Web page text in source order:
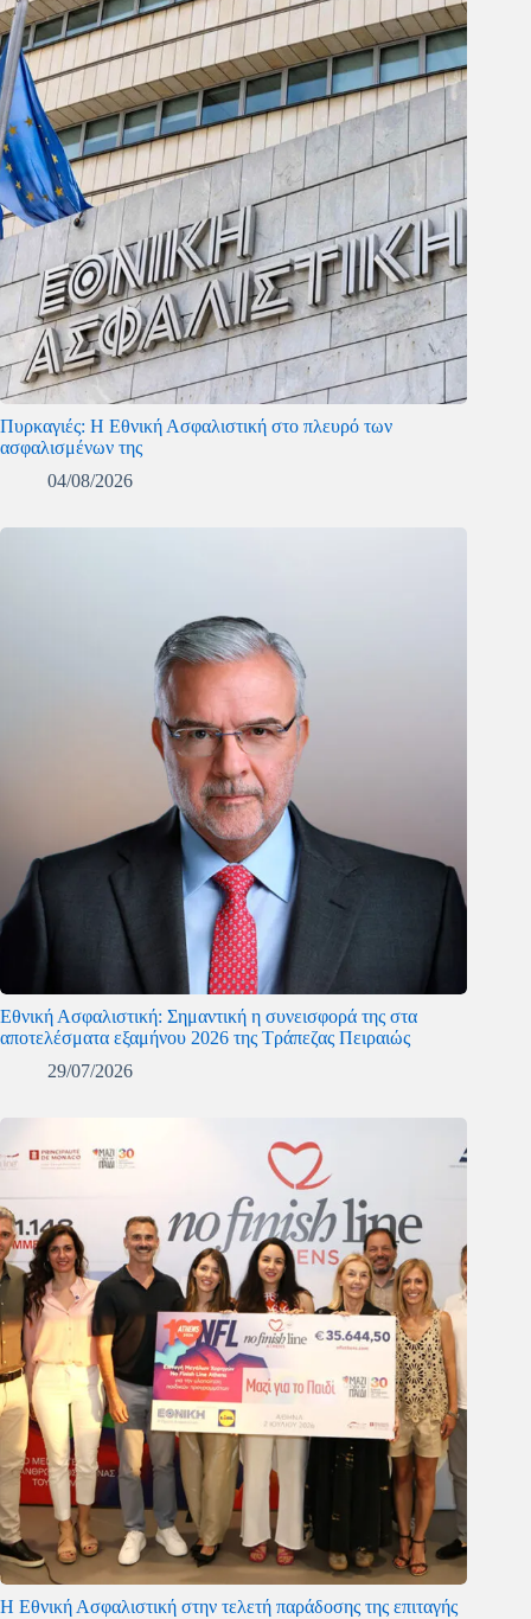
Πυρκαγιές: Η Εθνική Ασφαλιστική στο πλευρό των
ασφαλισμένων της
04/08/2026
Εθνική Ασφαλιστική: Σημαντική η συνεισφορά της στα
αποτελέσματα εξαμήνου 2026 της Τράπεζας Πειραιώς
29/07/2026
Η Εθνική Ασφαλιστική στην τελετή παράδοσης της επιταγής